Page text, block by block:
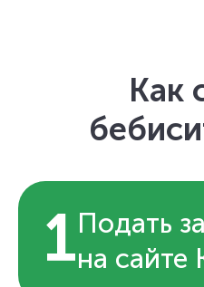
Как
1Подать
на сайте